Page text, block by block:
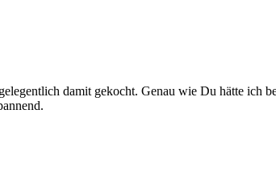
damit gekocht. Genau wie Du hätte ich